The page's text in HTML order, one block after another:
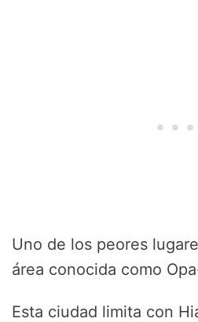
Uno de los peores
área conocida como
Esta ciudad limita con